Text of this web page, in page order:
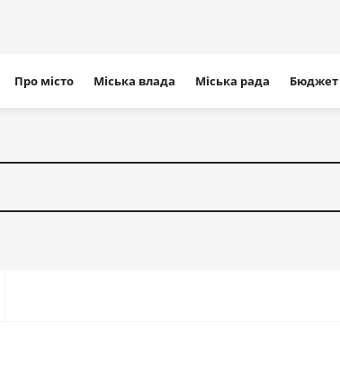
сайту
Про місто Міська влада Міська рада Бюджет